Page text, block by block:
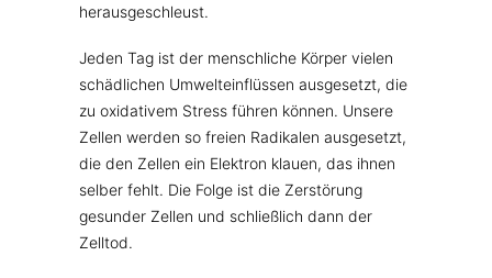
herausgeschleust.
Jeden Tag ist der menschliche Körper vielen
schädlichen Umwelteinflüssen ausgesetzt, die
zu oxidativem Stress führen können. Unsere
Zellen werden so freien Radikalen ausgesetzt,
die den Zellen ein Elektron klauen, das ihnen
selber fehlt. Die Folge ist die Zerstörung
gesunder Zellen und schließlich dann der
Zelltod.